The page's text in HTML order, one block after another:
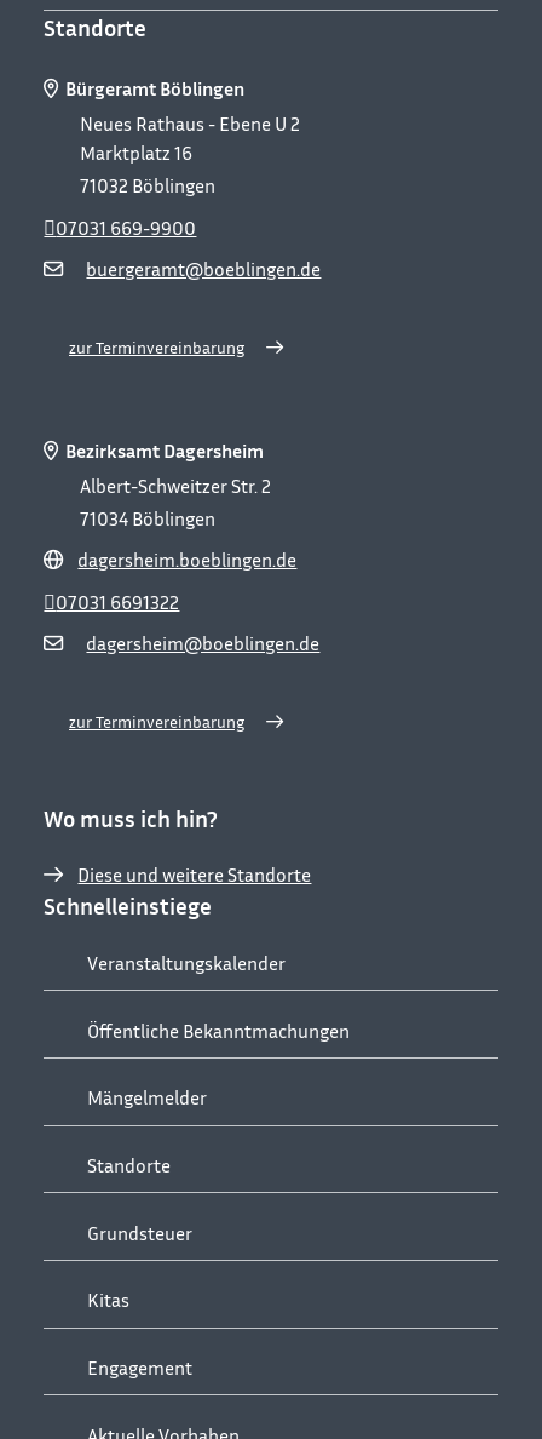
Standorte
Bürgeramt Böblingen
Neues Rathaus - Ebene U 2
Marktplatz 16
71032 Böblingen
buergeramt@boeblingen.de
07031 669-9900
zur Terminvereinbarung
Bezirksamt Dagersheim
Albert-Schweitzer Str. 2
71034 Böblingen
dagersheim.boeblingen.de
dagersheim@boeblingen.de
07031 6691322
zur Terminvereinbarung
Wo muss ich hin?
Diese und weitere Standorte
Schnelleinstiege
Veranstaltungskalender
Öffentliche Bekanntmachungen
Mängelmelder
Standorte
Grundsteuer
Kitas
Engagement